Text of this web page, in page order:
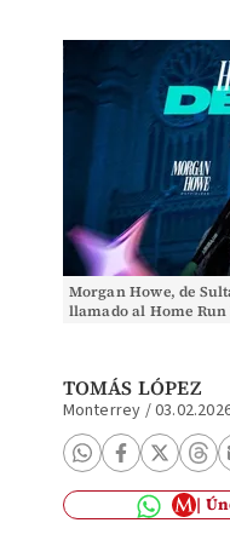
Morgan Howe, de
llamado al Home
TOMÁS LÓPEZ
Monterrey /